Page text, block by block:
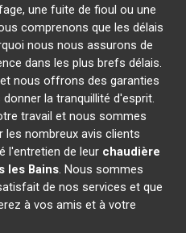
une fuite de fioul ou une
comprenons que les délais
nous nous assurons de
dans les plus brefs délais.
nous offrons des garanties
la tranquillité d'esprit.
travail et nous sommes
les nombreux avis clients
l'entretien de leur chaudière
les Bains. Nous sommes
de nos services et que
à vos amis et à votre